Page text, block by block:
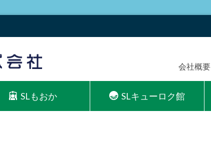
会社概要
SLもおか SLキューロク館